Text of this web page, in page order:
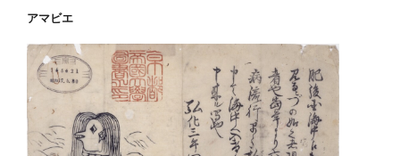
アマビエ